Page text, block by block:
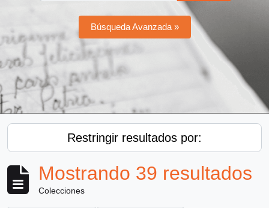
Búsqueda Avanzada »
Restringir resultados por:
Mostrando 39 resultados
Colecciones